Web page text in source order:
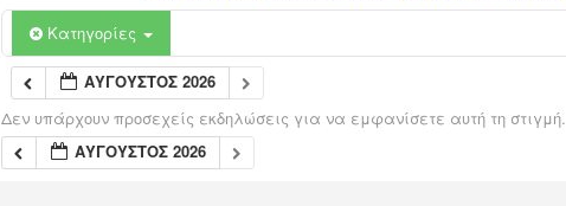
Κατηγορίες
ΑΎΓΟΥΣΤΟΣ 2026
Δεν υπάρχουν προσεχείς εκδηλώσεις για να εμφανίσετε αυτή τη στιγμή.
ΑΎΓΟΥΣΤΟΣ 2026